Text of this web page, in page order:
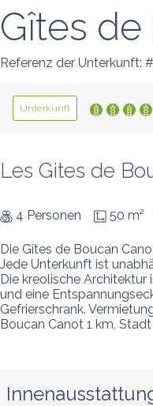
Gîtes de
Referenz der Unterkunft:
Unterkunft
Les Gites de
4 Personen 50 m²
Die Gîtes de Boucan
Jede Unterkunft ist
Die kreolische
und eine
Gefrierschrank.
Boucan Canot 1 km,